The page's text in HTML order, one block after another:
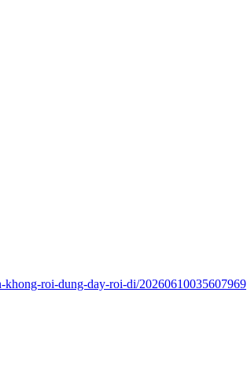
roi-dung-day-roi-di/20260610035607969